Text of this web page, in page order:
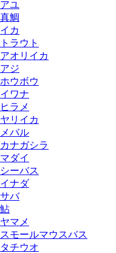
アユ
真鯛
イカ
トラウト
アオリイカ
アジ
ホウボウ
イワナ
ヒラメ
ヤリイカ
メバル
カナガシラ
マダイ
シーバス
イナダ
サバ
鮎
ヤマメ
スモールマウスバス
タチウオ